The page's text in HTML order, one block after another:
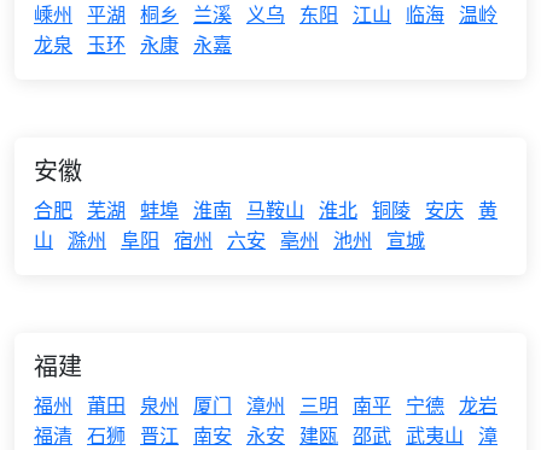
嵊州 平湖 桐乡 兰溪 义乌 东阳 江山 临海 温岭
龙泉
玉环 永康 永嘉
安徽
合肥 芜湖 蚌埠 淮南 马鞍山 淮北 铜陵 安庆 黄
山 滁州 阜阳 宿州 六安 亳州 池州 宣城
福建
福州 莆田 泉州 厦门 漳州 三明 南平 宁德 龙岩
福清 石狮 晋江 南安 永安 建瓯 邵武 武夷山
漳